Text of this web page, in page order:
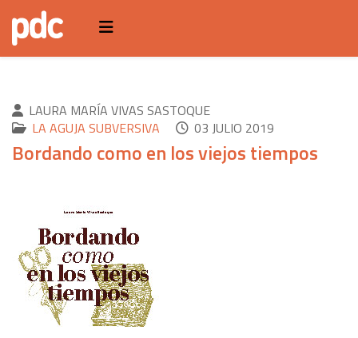
LAURA MARÍA VIVAS SASTOQUE
LA AGUJA SUBVERSIVA
03 JULIO 2019
Bordando como en los viejos tiempos